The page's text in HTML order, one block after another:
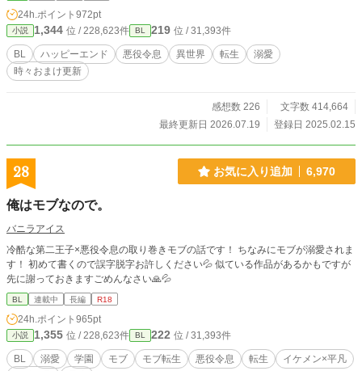
りません
24h.ポイント 972pt
小説 1,344 位 / 228,623件 BL 219 位 / 31,393件
BL ハッピーエンド 悪役令息 異世界 転生
溺愛
時々おまけ更新
感想数 226
文字数 414,664
最終更新日 2026.07.19
登録日 2025.02.15
28 お気に入り追加 6,970
俺はモブなので。
バニラアイス
冷酷な第二王子×悪役令息の取り巻きモブの話です！ ちなみにモブが溺愛されま
す！ 初めて書くので誤字脱字お許しください💦 似ている作品があるかもですが
先に謝っておきますごめんなさい🙏💦
BL 連載中 長編 R18
24h.ポイント 965pt
小説 1,355 位 / 228,623件 BL 222 位 / 31,393件
BL 溺愛 学園 モブ モブ転生 悪役令息 転生
イケメン×平凡